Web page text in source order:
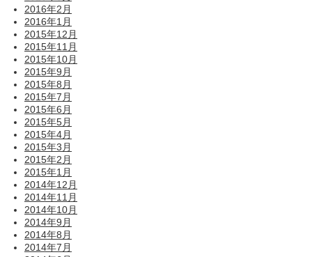
2016年2月
2016年1月
2015年12月
2015年11月
2015年10月
2015年9月
2015年8月
2015年7月
2015年6月
2015年5月
2015年4月
2015年3月
2015年2月
2015年1月
2014年12月
2014年11月
2014年10月
2014年9月
2014年8月
2014年7月